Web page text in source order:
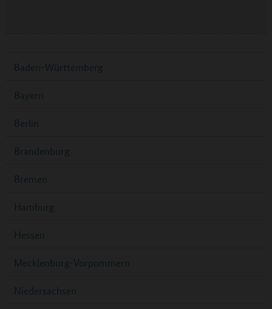
Baden-Württemberg
Bayern
Berlin
Brandenburg
Bremen
Hamburg
Hessen
Mecklenburg-Vorpommern
Niedersachsen